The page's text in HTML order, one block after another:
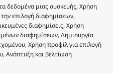
δεδομένα μιας συσκευής, Χρήση
επιλογή διαφημίσεων,
διαφημίσεις, Χρήση
διαφημίσεων, Δημιουργία
Χρήση προφίλ για επιλογή
Ανάπτυξη και βελτίωση